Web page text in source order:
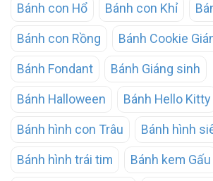
Bánh con Hổ Bánh con Khỉ
Bánh con Rồng Bánh Cookie
Bánh Fondant Bánh Giáng sinh
Bánh Halloween Bánh Hello Kitty
Bánh hình con Trâu Bánh hình
Bánh hình trái tim Bánh kem Gấu